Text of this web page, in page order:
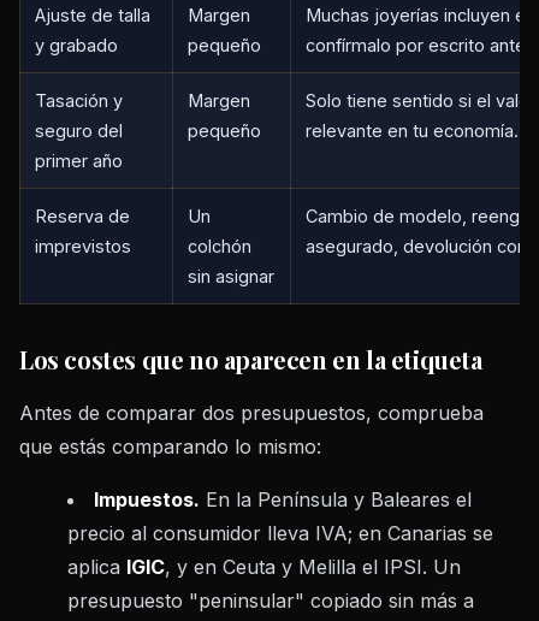
Ajuste de talla
y grabado
Margen
pequeño
Muchas joyerías incluyen el
confírmalo por escrito antes
Tasación y
seguro del
primer año
Margen
pequeño
Solo tiene sentido si el
relevante en tu economía.
Reserva de
imprevistos
Un
colchón
sin asignar
Cambio de modelo,
asegurado, devolución con
Los costes que no aparecen en la etiqueta
Antes de comparar dos presupuestos, comprueba
que estás comparando lo mismo:
Impuestos. En la Península y Baleares el
precio al consumidor lleva IVA; en Canarias se
aplica IGIC, y en Ceuta y Melilla el IPSI. Un
presupuesto "peninsular" copiado sin más a